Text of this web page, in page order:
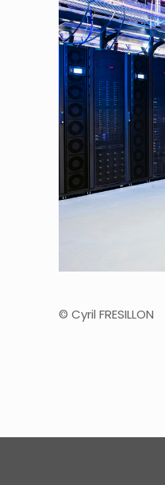
© Cyril FRESILLON